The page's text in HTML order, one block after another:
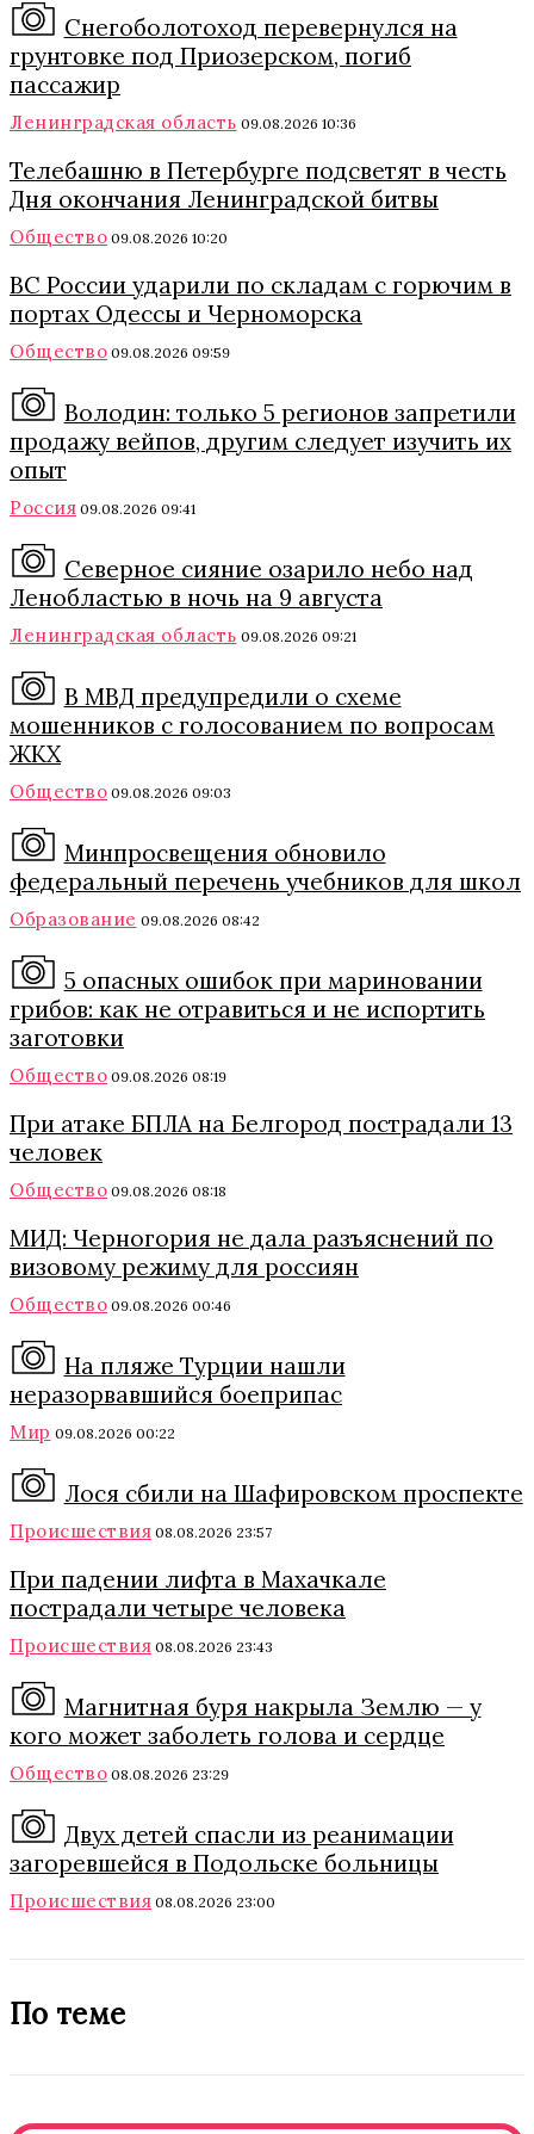
Снегоболотоход перевернулся на
грунтовке под Приозерском, погиб
пассажир
Ленинградская область 09.08.2026 10:36
Телебашню в Петербурге подсветят в честь
Дня окончания Ленинградской битвы
Общество 09.08.2026 10:20
ВС России ударили по складам с горючим в
портах Одессы и Черноморска
Общество 09.08.2026 09:59
Володин: только 5 регионов запретили
продажу вейпов, другим следует изучить их
опыт
Россия 09.08.2026 09:41
Северное сияние озарило небо над
Ленобластью в ночь на 9 августа
Ленинградская область 09.08.2026 09:21
В МВД предупредили о схеме
мошенников с голосованием по вопросам
ЖКХ
Общество 09.08.2026 09:03
Минпросвещения обновило
федеральный перечень учебников для школ
Образование 09.08.2026 08:42
5 опасных ошибок при мариновании
грибов: как не отравиться и не испортить
заготовки
Общество 09.08.2026 08:19
При атаке БПЛА на Белгород пострадали 13
человек
Общество 09.08.2026 08:18
МИД: Черногория не дала разъяснений по
визовому режиму для россиян
Общество 09.08.2026 00:46
На пляже Турции нашли
неразорвавшийся боеприпас
Мир 09.08.2026 00:22
Лося сбили на Шафировском проспекте
Происшествия 08.08.2026 23:57
При падении лифта в Махачкале
пострадали четыре человека
Происшествия 08.08.2026 23:43
Магнитная буря накрыла Землю — у
кого может заболеть голова и сердце
Общество 08.08.2026 23:29
Двух детей спасли из реанимации
загоревшейся в Подольске больницы
Происшествия 08.08.2026 23:00
По теме